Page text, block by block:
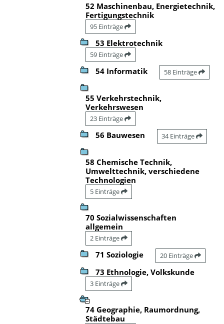
52 Maschinenbau, Energietechnik,
Fertigungstechnik
95 Einträge
53 Elektrotechnik
59 Einträge
54 Informatik 58 Einträge
55 Verkehrstechnik,
Verkehrswesen
23 Einträge
56 Bauwesen 34 Einträge
58 Chemische Technik,
Umwelttechnik, verschiedene
Technologien
5 Einträge
70 Sozialwissenschaften
allgemein
2 Einträge
71 Soziologie 20 Einträge
73 Ethnologie, Volkskunde
3 Einträge
74 Geographie, Raumordnung,
Städtebau